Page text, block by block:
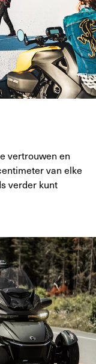
vertrouwen en
van elke
verder kunt